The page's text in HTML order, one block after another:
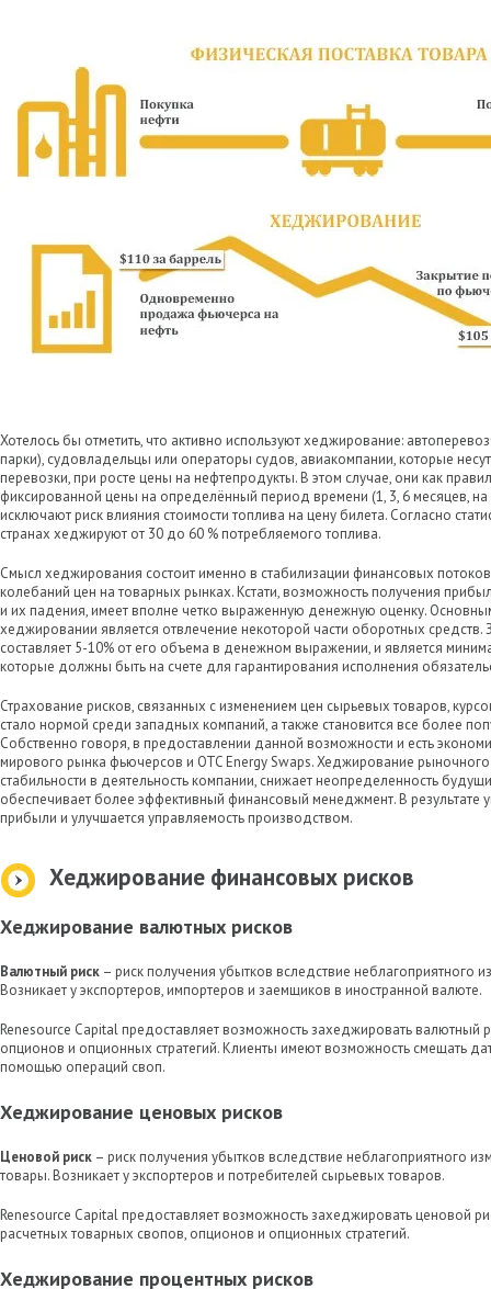
Хотелось бы отметить, что активно используют хеджирование:
парки), судовладельцы или операторы судов, авиакомпании, которые
перевозки, при росте цены на нефтепродукты. В этом случае, они как
фиксированной цены на определённый период времени (1, 3, 6 месяцев,
исключают риск влияния стоимости топлива на цену билета. Согласно
странах хеджируют от 30 до 60 % потребляемого топлива.
Смысл хеджирования состоит именно в стабилизации финансовых
колебаний цен на товарных рынках. Кстати, возможность получения
и их падения, имеет вполне четко выраженную денежную оценку.
хеджировании является отвлечение некоторой части оборотных средств.
составляет 5-10% от его объема в денежном выражении, и является
которые должны быть на счете для гарантирования исполнения
Страхование рисков, связанных с изменением цен сырьевых товаров,
стало нормой среди западных компаний, а также становится все более
Собственно говоря, в предоставлении данной возможности и есть
мирового рынка фьючерсов и OTC Energy Swaps. Хеджирование рыночного
стабильности в деятельность компании, снижает неопределенность
обеспечивает более эффективный финансовый менеджмент. В результате
прибыли и улучшается управляемость производством.
Хеджирование финансовых рисков
Хеджирование валютных рисков
Валютный риск – риск получения убытков вследствие неблагоприятного
Возникает у экспортеров, импортеров и заемщиков в иностранной валюте.
Renesource Capital предоставляет возможность захеджировать
опционов и опционных стратегий. Клиенты имеют возможность смещать
помощью операций своп.
Хеджирование ценовых рисков
Ценовой риск – риск получения убытков вследствие неблагоприятного
товары. Возникает у экспортеров и потребителей сырьевых товаров.
Renesource Capital предоставляет возможность захеджировать ценовой
расчетных товарных свопов, опционов и опционных стратегий.
Хеджирование процентных рисков